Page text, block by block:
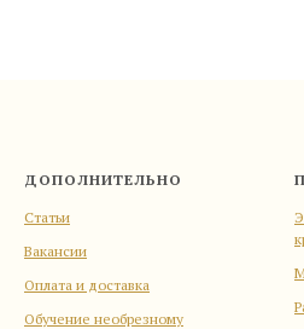
ДОПОЛНИТЕЛЬНО
Статьи
Вакансии
Оплата и доставка
Обучение необрезному